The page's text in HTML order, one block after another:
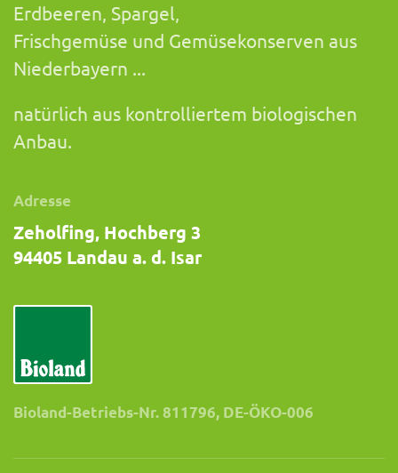
Erdbeeren, Spargel,
Frischgemüse und Gemüsekonserven aus
Niederbayern ...
natürlich aus kontrolliertem biologischen
Anbau.
Adresse
Zeholfing, Hochberg 3
94405 Landau a. d. Isar
Bioland-Betriebs-Nr. 811796, DE-ÖKO-006